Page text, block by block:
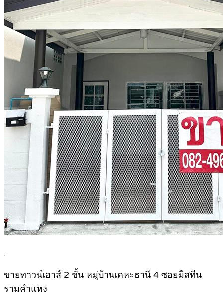
.
ขายทาวน์เฮาส์ 2 ชั้น หมู่บ้านเคหะธานี 4 ซอยมิสทีน
รามคำแหง